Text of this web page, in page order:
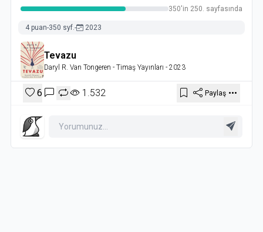
350'in 250. sayfasında
4 puan-350 syf.- 2023
Tevazu
Daryl R. Van Tongeren - Timaş Yayınları - 2023
6 1.532 Paylaş